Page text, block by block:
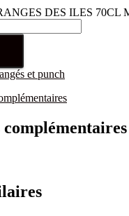
DES ILES 70CL
et punch